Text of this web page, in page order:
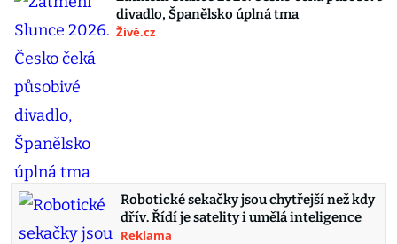
divadlo, Španělsko úplná tma
Živě.cz
Robotické sekačky jsou chytřejší než kdy
dřív. Řídí je satelity i umělá inteligence
Reklama